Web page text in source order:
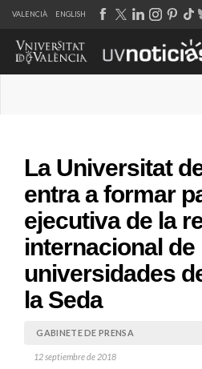
VALENCIÀ ENGLISH
La Universitat
entra a formar
ejecutiva de la
internacional de
universidades
la Seda
GABINETE DE PRENSA
12 septiembre de 2018